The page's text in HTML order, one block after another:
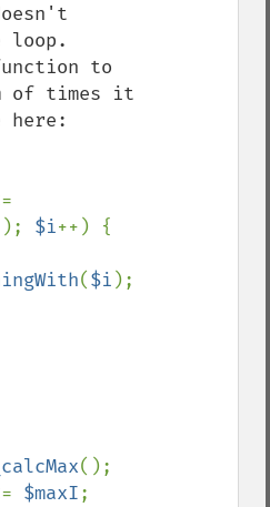
loop.
to
of times it
here:
$i++) {
($i );
();
$maxI